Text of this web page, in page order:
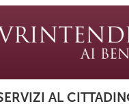
AL